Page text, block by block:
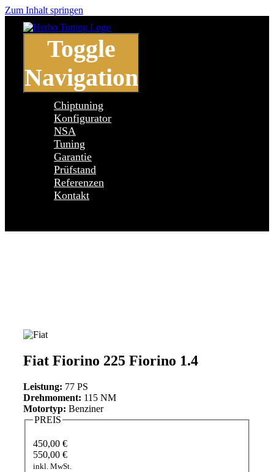
Zum Inhalt springen
Toggle
Navigation
Chiptuning
Konfigurator
NSA
Tuning
Garantie
Prüfstand
Referenzen
Kontakt
Fiat Fiorino 225 Fiorino 1.4
Leistung: 77 PS
Drehmoment: 115 NM
Motortyp: Benziner
PREIS
450,00 €
550,00 €
inkl. MwSt.